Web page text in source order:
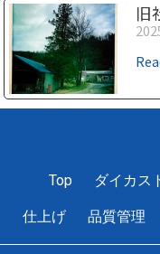
旧
Top ダイカス
仕上げ 品質管理